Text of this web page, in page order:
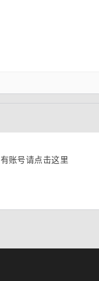
账号请点击这里